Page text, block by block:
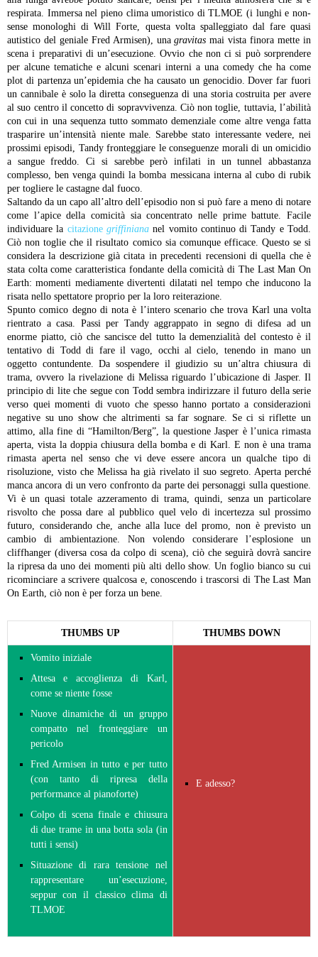
respirata. Immersa nel pieno clima umoristico di TLMOE (i lunghi e non-
sense monologhi di Will Forte, questa volta spalleggiato dal fare quasi
autistico del geniale Fred Armisen), unagravitas mai vista finora mette in
scena i preparativi di un’esecuzione. Ovvio che non ci si può sorprendere
per alcune tematiche e alcuni scenari interni a una comedy che ha come
plot di partenza un’epidemia che ha causato un genocidio. Dover far fuori
un cannibale è solo la diretta conseguenza di una storia costruita per avere
al suo centro il concetto di sopravvivenza. Ciò non toglie, tuttavia, l’abilità
con cui in una sequenza tutto sommato demenziale come altre venga fatta
trasparire un’intensità niente male. Sarebbe stato interessante vedere, nei
prossimi episodi, Tandy fronteggiare le conseguenze morali di un omicidio
a sangue freddo. Ci si sarebbe però infilati in un tunnel abbastanza
complesso, ben venga quindi la bomba messicana interna al cubo di rubik
per togliere le castagne dal fuoco.
Saltando da un capo all’altro dell’episodio non si può fare a meno di notare
come l’apice della comicità sia concentrato nelle prime battute. Facile
individuare la citazione griffiniananel vomito continuo di Tandy e Todd.
Ciò non toglie che il risultato comico sia comunque efficace. Questo se si
considera la descrizione già citata in precedenti recensioni di quella che è
stata colta come caratteristica fondante della comicità di The Last Man On
Earth: momenti mediamente divertenti dilatati nel tempo che inducono la
risata nello spettatore proprio per la loro reiterazione.
Spunto comico degno di nota è l’intero scenario che trova Karl una volta
rientrato a casa. Passi per Tandy aggrappato in segno di difesa ad un
enorme piatto, ciò che sancisce del tutto la demenzialità del contesto è il
tentativo di Todd di fare il vago, occhi al cielo, tenendo in mano un
oggetto contundente.
Da sospendere il giudizio su un’altra chiusura di
trama, ovvero la rivelazione di Melissa riguardo l’ubicazione di Jasper. Il
principio di lite che segue con Todd sembra indirizzare il futuro della serie
verso quei momenti di vuoto che spesso hanno portato a considerazioni
negative su uno show che altrimenti sa far sognare. Se ci si riflette un
attimo, alla fine di “Hamilton/Berg”, la questione Jasper è l’unica rimasta
aperta, vista la doppia chiusura della bomba e di Karl. E non è una trama
rimasta aperta nel senso che vi deve essere ancora un qualche tipo di
risoluzione, visto che Melissa ha già rivelato il suo segreto. Aperta perché
manca ancora di un vero confronto da parte dei personaggi sulla questione.
Vi è un quasi totale azzeramento di trama, quindi, senza un particolare
risvolto che possa dare al pubblico quel velo di incertezza sul prossimo
futuro, considerando che, anche alla luce del promo, non è previsto un
cambio di ambientazione. Non volendo considerare l’esplosione un
cliffhanger (diversa cosa da colpo di scena), ciò che seguirà dovrà sancire
la ripresa da uno dei momenti più alti dello show. Un foglio bianco su cui
ricominciare a scrivere qualcosa e, conoscendo i trascorsi di The Last Man
On Earth, ciò non è per forza un bene.
THUMBS UP THUMBS DOWN
Vomito iniziale
Attesa e accoglienza di Karl,
come se niente fosse
Nuove dinamiche di un gruppo
compatto nel fronteggiare un
pericolo
Fred Armisen in tutto e per tutto
(con tanto di ripresa della
performance al pianoforte)
Colpo di scena finale e chiusura
di due trame in una botta sola (in
tutti i sensi)
Situazione di rara tensione nel
rappresentare un’esecuzione,
seppur con il classico clima di
TLMOE
E adesso?